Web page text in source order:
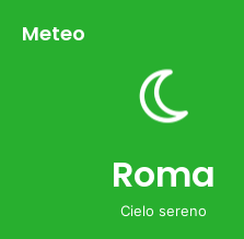
Meteo
Roma
Cielo sereno